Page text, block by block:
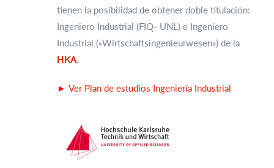
tienen la posibilidad de obtener doble titulación:
Ingeniero Industrial (FIQ- UNL) e Ingeniero
Industrial («Wirtschaftsingenieurwesen») de la
HKA.
► Ver Plan de estudios Ingeniería Industrial